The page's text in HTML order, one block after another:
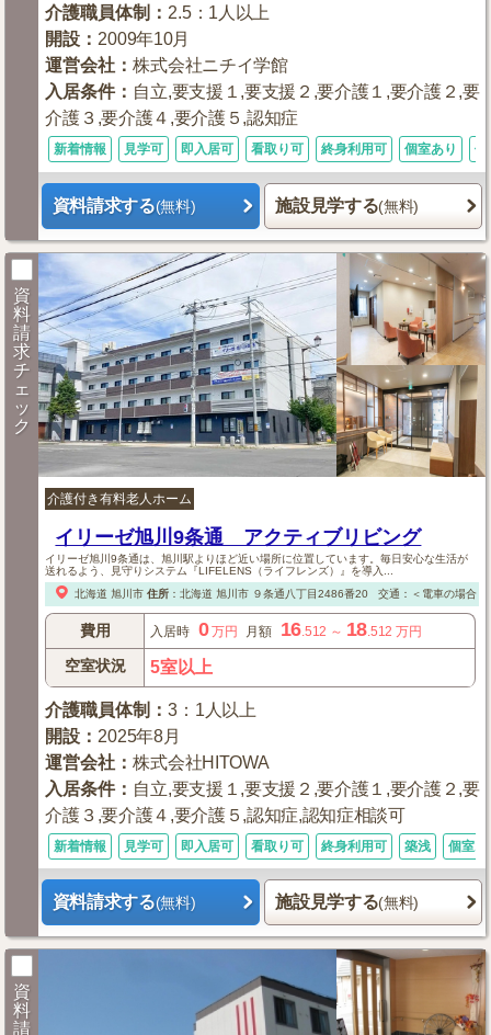
介護職員体制 ： 2.5：1人以上
開設 ： 2009年10月
運営会社 ：株式会社ニチイ学館
入居条件： 自立,要支援１,要支援２,要介護１,要介護２,要
介護３,要介護４,要介護５,認知症
新着情報 見学可 即入居可 看取り可 終身利用可 個室あり 体
資料請求する(無料) 施設見学する(無料)
資
料
請
求
チ
ェ
ッ
ク
介護付き有料老人ホーム
イリーゼ旭川9条通 アクティブリビング
イリーゼ旭川9条通は、旭川駅よりほど近い場所に位置しています。毎日安心な生活が
送れるよう、見守りシステム『LIFELENS（ライフレンズ）』を導入...
北海道 旭川市 住所： 北海道 旭川市９条通八丁目2486番20 交通：＜電車の場合＞
費用 入居時 0万円 月額 16 .512 ～ 18 .512 万円
空室状況 5室以上
介護職員体制 ：3：1人以上
開設 ： 2025年8月
運営会社 ：株式会社HITOWA
入居条件： 自立,要支援１,要支援２,要介護１,要介護２,要
介護３,要介護４,要介護５,認知症,認知症相談可
新着情報 見学可 即入居可 看取り可 終身利用可 築浅 個室あ
資料請求する(無料) 施設見学する(無料)
資
料
請